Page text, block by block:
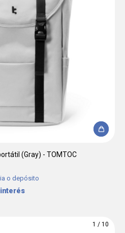
(Gray) - TOMTOC
o depósito
1 / 10